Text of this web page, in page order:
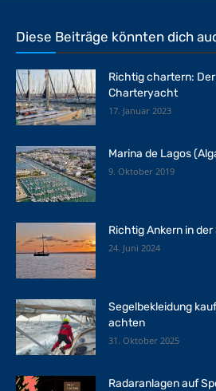
Diese Beiträge könnten dich
Richtig chartern:
Charteryacht
17. Januar 2023
Marina de Lagos
9. Oktober 2019
Richtig Ankern in
24. Juni 2024
Segelbekleidung
achten
31. Oktober 2025
Radaranlagen auf